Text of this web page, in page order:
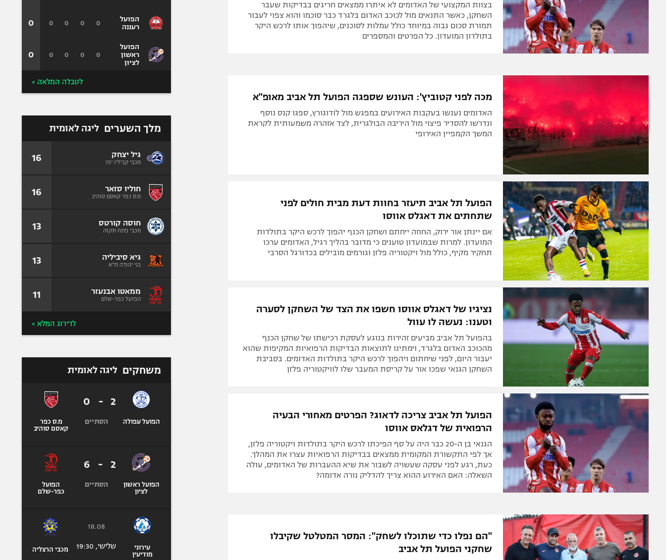
בצוות המקצועי של האדומים לא איתרו ממצאים חריגים בבדיקות שעבר
השחקן, כאשר התנאים מול לכוכב האדום בלגרד כבר סוכמו והוא צפוי לעבור
תמורת סכום גבוה במיוחד כולל עמלות לסוכנים, שיהפוך אותו לרכש היקר
בתולדון המועדון. כל הפרטים והמספרים
מכה לפני קטוביץ': העונש שספגה הפועל תל אביב מאופ"א
האדומים נענשו בעקבות האירועים במפגש מול לודוגורץ, ספגו קנס נוסף
ונדרשו להסדיר פיצוי מול היריבה הבולגרית, לצד אזהרה משמעותית לקראת
המשך הקמפיין האירופי
הפועל תל אביב תיעזר בחוות דעת מבית חולים לפני
שתחתים את דאגלס אווסו
אם יינתן אור ירוק, החוזה ייחתם ושחקן הכנף יהפוך לרכש היקר בתולדות
המועדון. למרות שבמועדון טוענים כי מדובר בהליך רגיל, האדומים ערכו
תחקיר מקיף, כולל מול ויקטוריה פלזן וגורמים מובילים בכדורגל הסרבי
נציגיו של דאגלס אווסו חשפו את הצד של השחקן לסערה
וטענו: נעשה לו עוול
בהפועל תל אביב מביעים זהירות בנוגע לעסקת רכישתו של שחקן הכנף
מהכוכב האדום בלגרד, וימתינו לתוצאות הבדיקות הרפואיות המקיפות שהוא
יעבור היום, לפני שיחתום ויהפוך לרכש היקר בתולדות האדומים. בסביבת
השחקן הגנאי שפכו אור על קריסת המעבר שלו לוויקטוריה פלזן
הפועל תל אביב צריכה לדאוג? הפרטים מאחורי הבעיה
הרפואית של דגלאס אווסו
הגנאי בן ה-20 כבר היה על סף הפיכתו לרכש היקר בתולדות ויקטוריה פלזן,
אך לפי התקשורת המקומית ממצאים בבדיקות הרפואיות עצרו את המהלך.
כעת, רגע לפני עסקה שעשויה לשבור את שיא ההעברות של האדומים, עולה
השאלה: האם האירוע ההוא צריך להדליק נורה אדומה?
"הם נפלו כדי שתוכלו לשחק": המסר המטלטל שקיבלו
שחקני הפועל תל אביב
הפועל
רעננה
הפועל
ראשון
לציון
0
0
0
0
0
0
0
0
0
0
לטבלה המלאה >
מלך השערים ליגה לאומית
גיל יצחק
מכבי קביליו יפו 16
חוליו סזאר
מ.ס כפר קאסם סוהיב 16
חוסה קורטס
מכבי פתח תקוה 13
גיא סיביליה
בני יהודה ת"א 13
ממאטו אבנעזר
הפועל כפר-שלם 11
לדירוג המלא >
משחקים ליגה לאומית
הפועל עפולה
2
-
0
הסתיים
מ.ס כפר
קאסם סוהיב
הפועל ראשון
לציון
2
-
6
הסתיים
הפועל
כפר-שלם
עירוני
מודיעין
18.08
שלישי, 19:30 מכבי הרצליה